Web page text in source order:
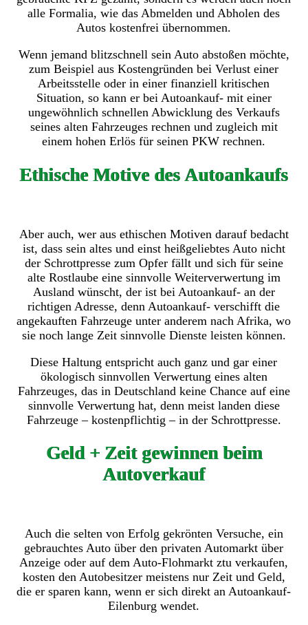
alle Formalia, wie das Abmelden und Abholen des
Autos kostenfrei übernommen.
Wenn jemand blitzschnell sein Auto abstoßen möchte,
zum Beispiel aus Kostengründen bei Verlust einer
Arbeitsstelle oder in einer finanziell kritischen
Situation, so kann er bei Autoankauf- mit einer
ungewöhnlich schnellen Abwicklung des Verkaufs
seines alten Fahrzeuges rechnen und zugleich mit
einem hohen Erlös für seinen PKW rechnen.
Ethische Motive des Autoankaufs
Aber auch, wer aus ethischen Motiven darauf bedacht
ist, dass sein altes und einst heißgeliebtes Auto nicht
der Schrottpresse zum Opfer fällt und sich für seine
alte Rostlaube eine sinnvolle Weiterverwertung im
Ausland wünscht, der ist bei Autoankauf- an der
richtigen Adresse, denn Autoankauf- verschifft die
angekauften Fahrzeuge unter anderem nach Afrika, wo
sie noch lange Zeit sinnvolle Dienste leisten können.
Diese Haltung entspricht auch ganz und gar einer
ökologisch sinnvollen Verwertung eines alten
Fahrzeuges, das in Deutschland keine Chance auf eine
sinnvolle Verwertung hat, denn meist landen diese
Fahrzeuge – kostenpflichtig – in der Schrottpresse.
Geld + Zeit gewinnen beim
Autoverkauf
Auch die selten von Erfolg gekrönten Versuche, ein
gebrauchtes Auto über den privaten Automarkt über
Anzeige oder auf dem Auto-Flohmarkt ztu verkaufen,
kosten den Autobesitzer meistens nur Zeit und Geld,
die er sparen kann, wenn er sich direkt an Autoankauf-
Eilenburg wendet.